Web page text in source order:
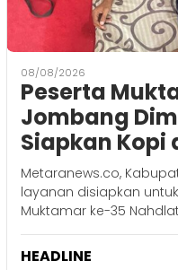
08/08/2026
Peserta
Jombang
Siapkan Kopi
Metaranews.co,
layanan disiapkan
Muktamar ke-35
HEADLINE